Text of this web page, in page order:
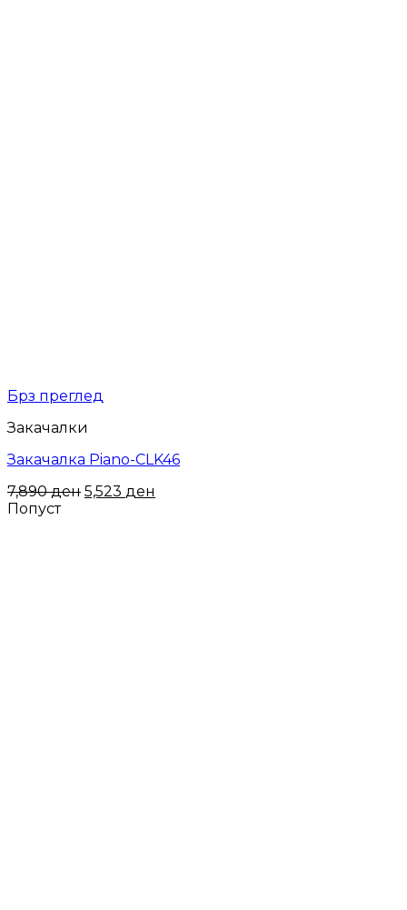
Брз преглед
Закачалки
Закачалка Piano-CLK46
7,890ден 5,523 ден
Попуст